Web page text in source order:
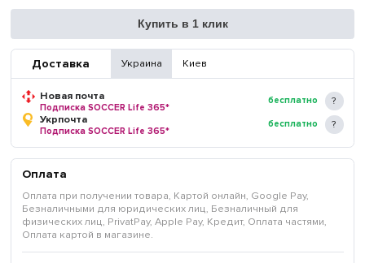
Купить в 1 клик
Доставка Украина Киев
Новая почта
Подписка SOCCER Life 365*
бесплатно
Укрпочта
Подписка SOCCER Life 365*
бесплатно
Оплата
Оплата при получении товара, Картой онлайн, Google Pay,
Безналичными для юридических лиц, Безналичный для
физических лиц, PrivatPay, Apple Pay, Кредит, Оплата частями,
Оплата картой в магазине.